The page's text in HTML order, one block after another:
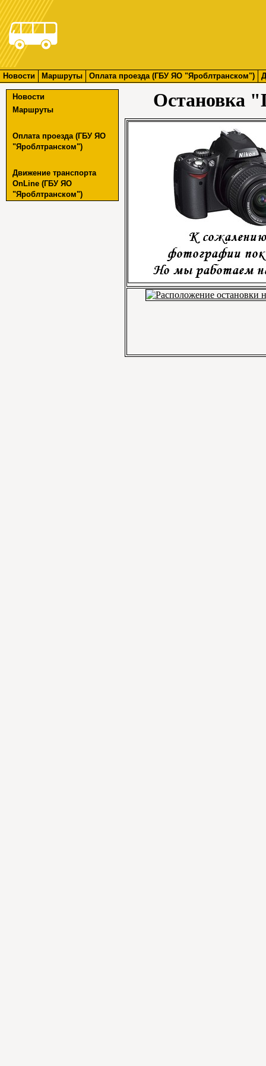
Новости Маршруты Оплата проезда (ГБУ ЯО "Яроблтранском")
Новости
Маршруты
Оплата проезда (ГБУ ЯО
"Яроблтранском")
Движение транспорта
OnLine (ГБУ ЯО
"Яроблтранском")
Остановка